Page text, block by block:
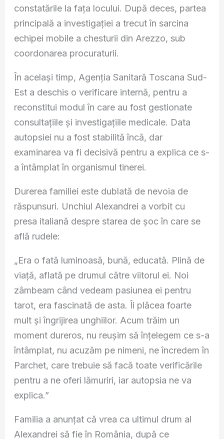
constatările la fața locului. După deces, partea
principală a investigației a trecut în sarcina
echipei mobile a chesturii din Arezzo, sub
coordonarea procuraturii.
În același timp, Agenția Sanitară Toscana Sud-
Est a deschis o verificare internă, pentru a
reconstitui modul în care au fost gestionate
consultațiile și investigațiile medicale. Data
autopsiei nu a fost stabilită încă, dar
examinarea va fi decisivă pentru a explica ce s-
a întâmplat în organismul tinerei.
Durerea familiei este dublată de nevoia de
răspunsuri. Unchiul Alexandrei a vorbit cu
presa italiană despre starea de șoc în care se
află rudele:
„Era o fată luminoasă, bună, educată. Plină de
viață, aflată pe drumul către viitorul ei. Noi
zâmbeam când vedeam pasiunea ei pentru
tarot, era fascinată de asta. Îi plăcea foarte
mult și îngrijirea unghiilor. Acum trăim un
moment dureros, nu reușim să înțelegem ce s-a
întâmplat, nu acuzăm pe nimeni, ne încredem în
Parchet, care trebuie să facă toate verificările
pentru a ne oferi lămuriri, iar autopsia ne va
explica.”
Familia a anunțat că vrea ca ultimul drum al
Alexandrei să fie în România, după ce